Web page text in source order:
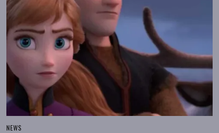
NEWS